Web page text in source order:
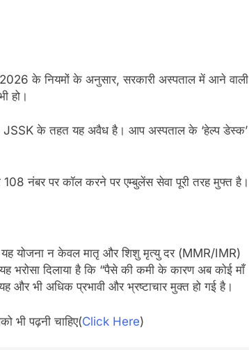
2026 के नियमों के अनुसार, सरकारी अस्पताल में आने वाली
हो।
JSSK के तहत यह अवैध है। आप अस्पताल के ‘हेल्प डेस्क’
108 नंबर पर कॉल करने पर एम्बुलेंस सेवा पूरी तरह मुफ्त है।
यह योजना न केवल मातृ और शिशु मृत्यु दर (MMR/IMR)
दिलाया है कि “पैसे की कमी के कारण अब कोई माँ
भी अधिक प्रभावी और भ्रष्टाचार मुक्त हो गई है।
पढ़नी चाहिए(Click Here)